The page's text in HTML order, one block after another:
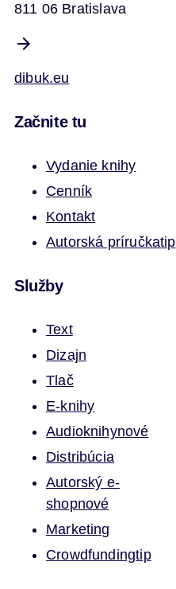
811 06 Bratislava
dibuk.eu
Začnite tu
Vydanie knihy
Cenník
Kontakt
Autorská príručkatip
Služby
Text
Dizajn
Tlač
E-knihy
Audioknihynové
Distribúcia
Autorský e-
shopnové
Marketing
Crowdfundingtip